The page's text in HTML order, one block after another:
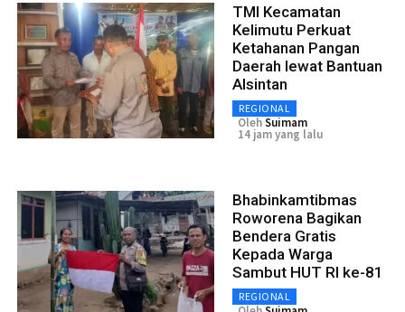
TMI Kecamatan
Kelimutu Perkuat
Ketahanan Pangan
Daerah lewat Bantuan
Alsintan
REGIONAL
OlehSuimam
14 jam yang lalu
Bhabinkamtibmas
Roworena Bagikan
Bendera Gratis
Kepada Warga
Sambut HUT RI ke-81
REGIONAL